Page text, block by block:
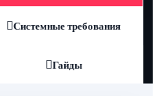
Системные требования
Гайды